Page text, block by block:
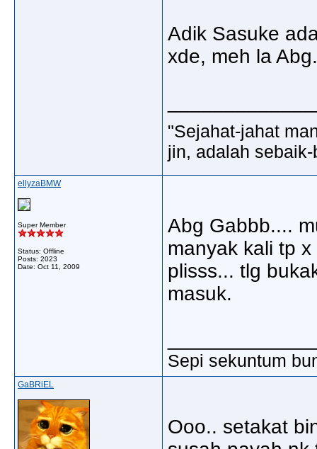
Adik Sasuke
xde, meh la
"Sejahat-jahat
jin, adalah
ellyzaBMW
Super Member
Status: Offline
Posts: 2023
Date: Oct 11, 2009
Abg Gabbb....
manyak kali tp
plisss... tlg
masuk.
Sepi sekuntum
GaBRiEL
Ooo.. setakat